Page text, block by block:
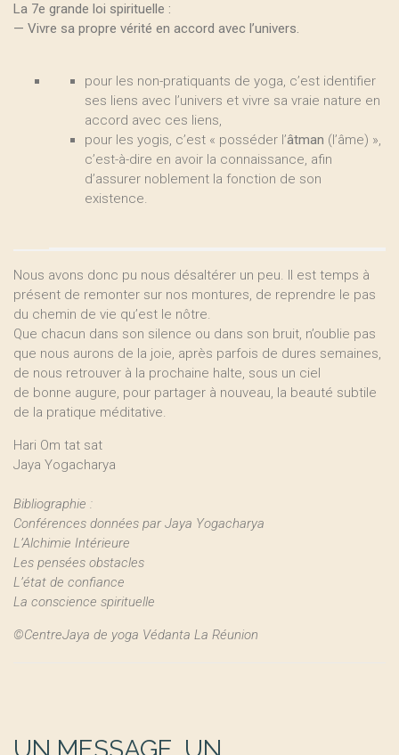
La 7e grande loi spirituelle :
— Vivre sa propre vérité en accord avec l’univers.
pour les non-pratiquants de yoga, c’est identifier
ses liens avec l’univers et vivre sa vraie nature en
accord avec ces liens,
pour les yogis, c’est « posséder l’âtman (l’âme) »,
c’est-à-dire en avoir la connaissance, afin
d’assurer noblement la fonction de son
existence.
Nous avons donc pu nous désaltérer un peu. Il est temps à
présent de remonter sur nos montures, de reprendre le pas
du chemin de vie qu’est le nôtre.
Que chacun dans son silence ou dans son bruit, n’oublie pas
que nous aurons de la joie, après parfois de dures semaines,
de nous retrouver à la prochaine halte, sous un ciel
de bonne augure, pour partager à nouveau, la beauté subtile
de la pratique méditative.
Hari Om tat sat
Jaya Yogacharya
Bibliographie :
Conférences données par Jaya Yogacharya
L’Alchimie Intérieure
Les pensées obstacles
L’état de confiance
La conscience spirituelle
©CentreJaya de yoga Védanta La Réunion